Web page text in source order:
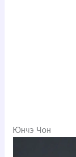
Юнчэ Чон